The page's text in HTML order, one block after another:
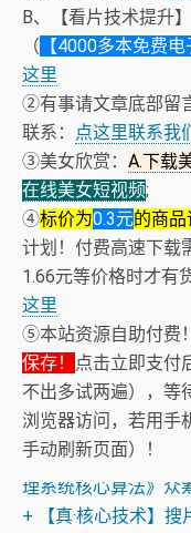
B、【看片技术提升】
（ 【4000多本免费
这里
②有事请文章底部留
联系：
点这里联系我
③美女欣赏： A.下载
在线美女短视频;
④标价为0.3元的商品
计划！付费高速下载
1.66元等价格时才有货
这里
⑤本站资源自助付费！
保存！
点击立即支付
不出多试两遍），等
浏览器访问，若用手
手动刷新页面）！
+ 13位up主齐聚B站
+ 恭喜IP为
理系统核心算法》众
+ 【真·核心技术】